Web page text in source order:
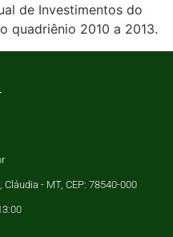
de Investimentos do
quadriênio 2010 a 2013.
- MT, CEP: 78540-000